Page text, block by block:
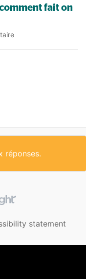
fait on
réponses.
statement